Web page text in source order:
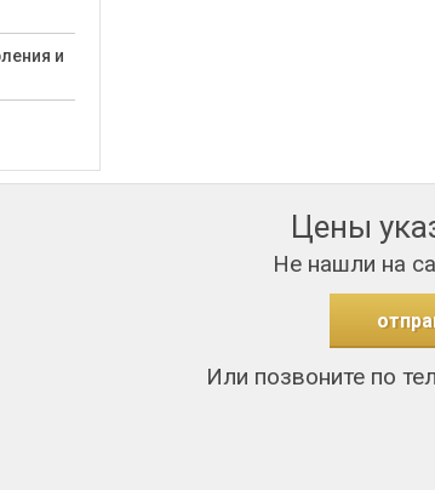
и
Цены
Не нашли на
Или позвоните по